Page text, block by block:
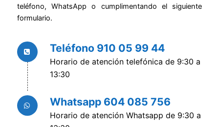
teléfono, WhatsApp o cumplimentando el siguiente
formulario.
Teléfono 910 05 99 44
Horario de atención telefónica de 9:30 a
13:30
Whatsapp 604 085 756
Horario de atención Whatsapp de 9:30 a